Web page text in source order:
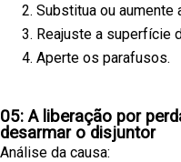
Substitua ou aumente
Reajuste a superfície
Aperte os parafusos.
05: A liberação por
desarmar o disjuntor
Análise da causa: